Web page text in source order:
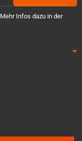
Infos dazu in der